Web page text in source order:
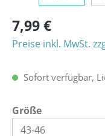
7,99 €
Preise inkl. MwSt.
Sofort verfügbar,
Größeauswählen